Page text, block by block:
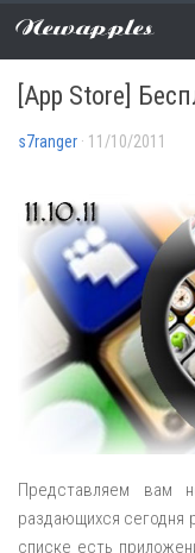
Newapples
РАСПРОДАЖИ
[App Store]
s7ranger · 11/10/2011
Представляем вам
раздающихся сегодня
списке есть